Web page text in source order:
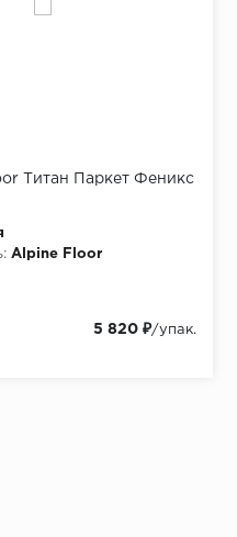
Титан Паркет Феникс
Alpine Floor
5 820 ₽/упак.